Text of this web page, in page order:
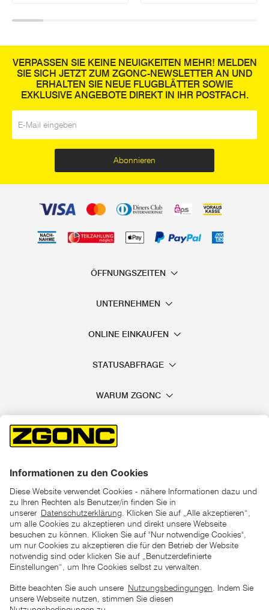
VERPASSEN SIE KEINE NEUIGKEITEN MEHR! MELDEN
SIE SICH JETZT ZUM ZGONC-NEWSLETTER AN UND
ERHALTEN SIE NEUE FLUGBLÄTTER SOWIE
EXKLUSIVE ANGEBOTE DIREKT IN IHR POSTFACH.
Abonnieren
ÖFFNUNGSZEITEN
UNTERNEHMEN
ONLINE EINKAUFEN
STATUSABFRAGE
WARUM ZGONC
*der "statt"-Preis ist der niedrigste von uns in den letzten 30
Tagen vor Beginn dieser Aktion verlangte Preis
unter den UVP Preisen auf dieser Website sind die
zu verstehen